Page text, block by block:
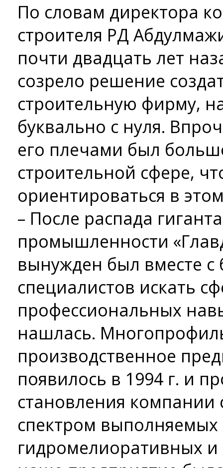
По словам директора
строителя РД
почти двадцать лет
созрело решение
строительную фирму,
буквально с нуля.
его плечами был
строительной сфере,
ориентироваться в
– После распада
промышленности
вынужден был вместе с
специалистов искать
профессиональных
нашлась.
производственное
появилось в 1994 г. и
становления компании
спектром выполняемых
гидромелиоративных и